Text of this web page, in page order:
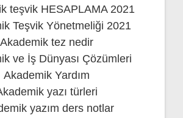
teşvik HESAPLAMA 2021
Teşvik Yönetmeliği 2021
Akademik tez nedir
ve İş Dünyası Çözümleri
Akademik Yardım
yazı türleri
yazım ders notlar